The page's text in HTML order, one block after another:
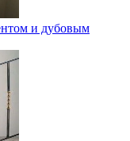
и дубовым